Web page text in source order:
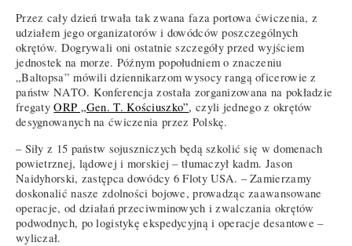
Przez cały dzień trwała tak zwana faza portowa ćwiczenia, z
udziałem jego organizatorów i dowódców poszczególnych
okrętów. Dogrywali oni ostatnie szczegóły przed wyjściem
jednostek na morze. Późnym popołudniem o znaczeniu
„Baltopsa” mówili dziennikarzom wysocy rangą oficerowie z
państw NATO. Konferencja została zorganizowana na pokładzie
fregatyORP „Gen. T. Kościuszko”, czyli jednego z okrętów
desygnowanych na ćwiczenia przez Polskę.
– Siły z 15 państw sojuszniczych będą szkolić się w domenach
powietrznej, lądowej i morskiej – tłumaczył kadm. Jason
Naidyhorski, zastępca dowódcy 6 Floty USA. – Zamierzamy
doskonalić nasze zdolności bojowe, prowadząc zaawansowane
operacje, od działań przeciwminowych i zwalczania okrętów
podwodnych, po logistykę ekspedycyjną i operacje desantowe –
wyliczał.